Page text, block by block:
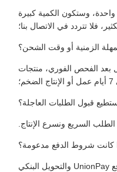
وستكون الكمية كبيرة
فلا تتردد في الاتصال بنا؛
الفحص الفوري، منتجات
السريع ونسرع الإنتاج.
نحن ندعم الدفع عبر الإنترنت ودفع UnionPay والتحويل البنكي